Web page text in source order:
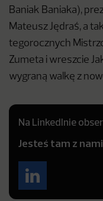
Baniak Baniaka),
Mateusz Jędraś, a
tegorocznych
Zumeta i wreszcie
wygraną walkę z
Na LinkedInie
Jesteś tam z